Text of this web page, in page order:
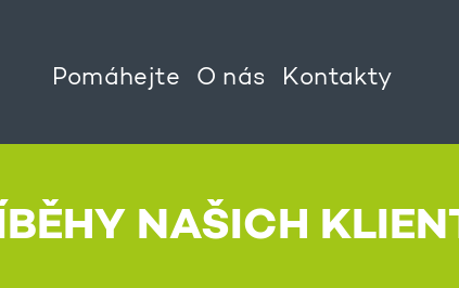
Pomáhejte O nás Kontakty
NAŠICH